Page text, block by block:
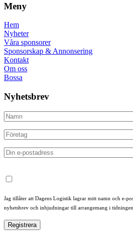
Meny
Hem
Nyheter
Våra sponsorer
Sponsorskap & Annonsering
Kontakt
Om oss
Bossa
Nyhetsbrev
Jag tillåter att Dagens Logistik lagrar mitt namn och e-
nyhetsbrev och inbjudningar till arrangemang i